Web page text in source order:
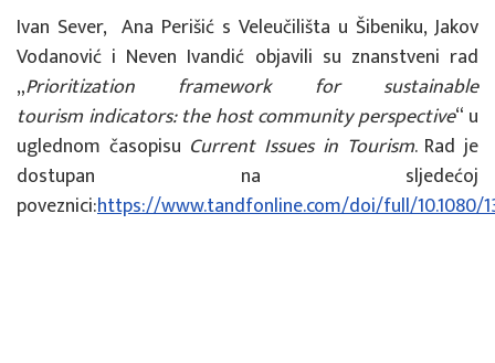
Ivan Sever, Ana Perišić s Veleučilišta u Šibeniku, Jakov
Vodanović i Neven Ivandić objavili su znanstveni rad
„Prioritization framework for sustainable
tourismindicators: the host community perspective“ u
uglednom časopisu Current Issues in Tourism. Rad je
dostupan na sljedećoj
poveznici:https://www.tandfonline.com/doi/full/10.1080/